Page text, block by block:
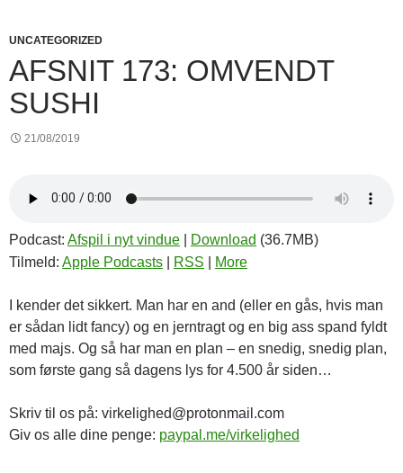
UNCATEGORIZED
AFSNIT 173: OMVENDT
SUSHI
21/08/2019
Podcast: Afspil i nyt vindue Download (36.7MB)
Tilmeld: Apple Podcasts RSS More
I kender det sikkert. Man har en and (eller en gås, hvis man
er sådan lidt fancy) og en jerntragt og en big ass spand fyldt
med majs. Og så har man en plan – en snedig, snedig plan,
som første gang så dagens lys for 4.500 år siden…
Skriv til os på: virkelighed@protonmail.com
Giv os alle dine penge: paypal.me/virkelighed